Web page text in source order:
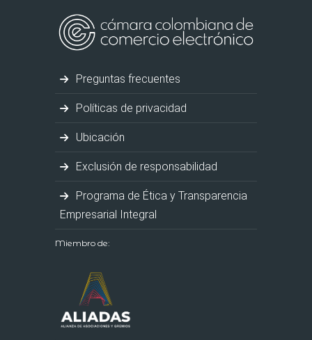
Preguntas frecuentes
Políticas de privacidad
Ubicación
Exclusión de responsabilidad
Programa de Ética y Transparencia
Empresarial Integral
Miembro de: